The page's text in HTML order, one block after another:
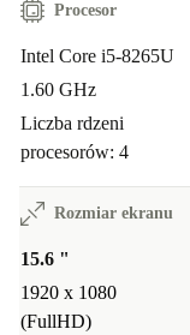
Procesor
Intel Core i5-8265U
1.60 GHz
Liczba rdzeni
procesorów: 4
Rozmiar ekranu
15.6 "
1920 x 1080
(FullHD)